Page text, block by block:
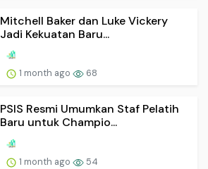
Mitchell Baker dan Luke Vickery
Jadi Kekuatan Baru...
1 month ago 68
PSIS Resmi Umumkan Staf Pelatih
Baru untuk Champio...
1 month ago 54